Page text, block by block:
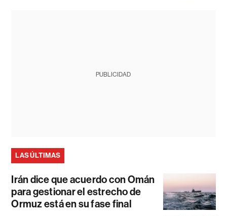
PUBLICIDAD
LAS ÚLTIMAS
Irán dice que acuerdo con Omán
para gestionar el estrecho de
Ormuz está en su fase final